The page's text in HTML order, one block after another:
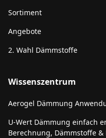
Sortiment
Angebote
2. Wahl Dämmstoffe
Wissenszentrum
Aerogel Dämmung
U-Wert Dämmung einfach
Berechnung, Dämmstoffe &